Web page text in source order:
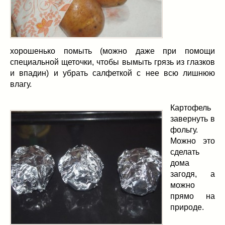
хорошенько помыть (можно даже при помощи
специальной щеточки, чтобы вымыть грязь из глазков
и впадин) и убрать салфеткой с нее всю лишнюю
влагу.
Картофель
завернуть в
фольгу.
Можно это
сделать
дома
загодя, а
можно
прямо на
природе.